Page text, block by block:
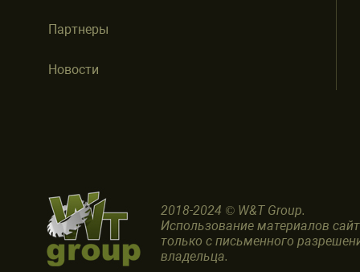
Партнеры
Новости
2018-2024 © W&T Group.
Использование материалов
только с письменного
владельца.